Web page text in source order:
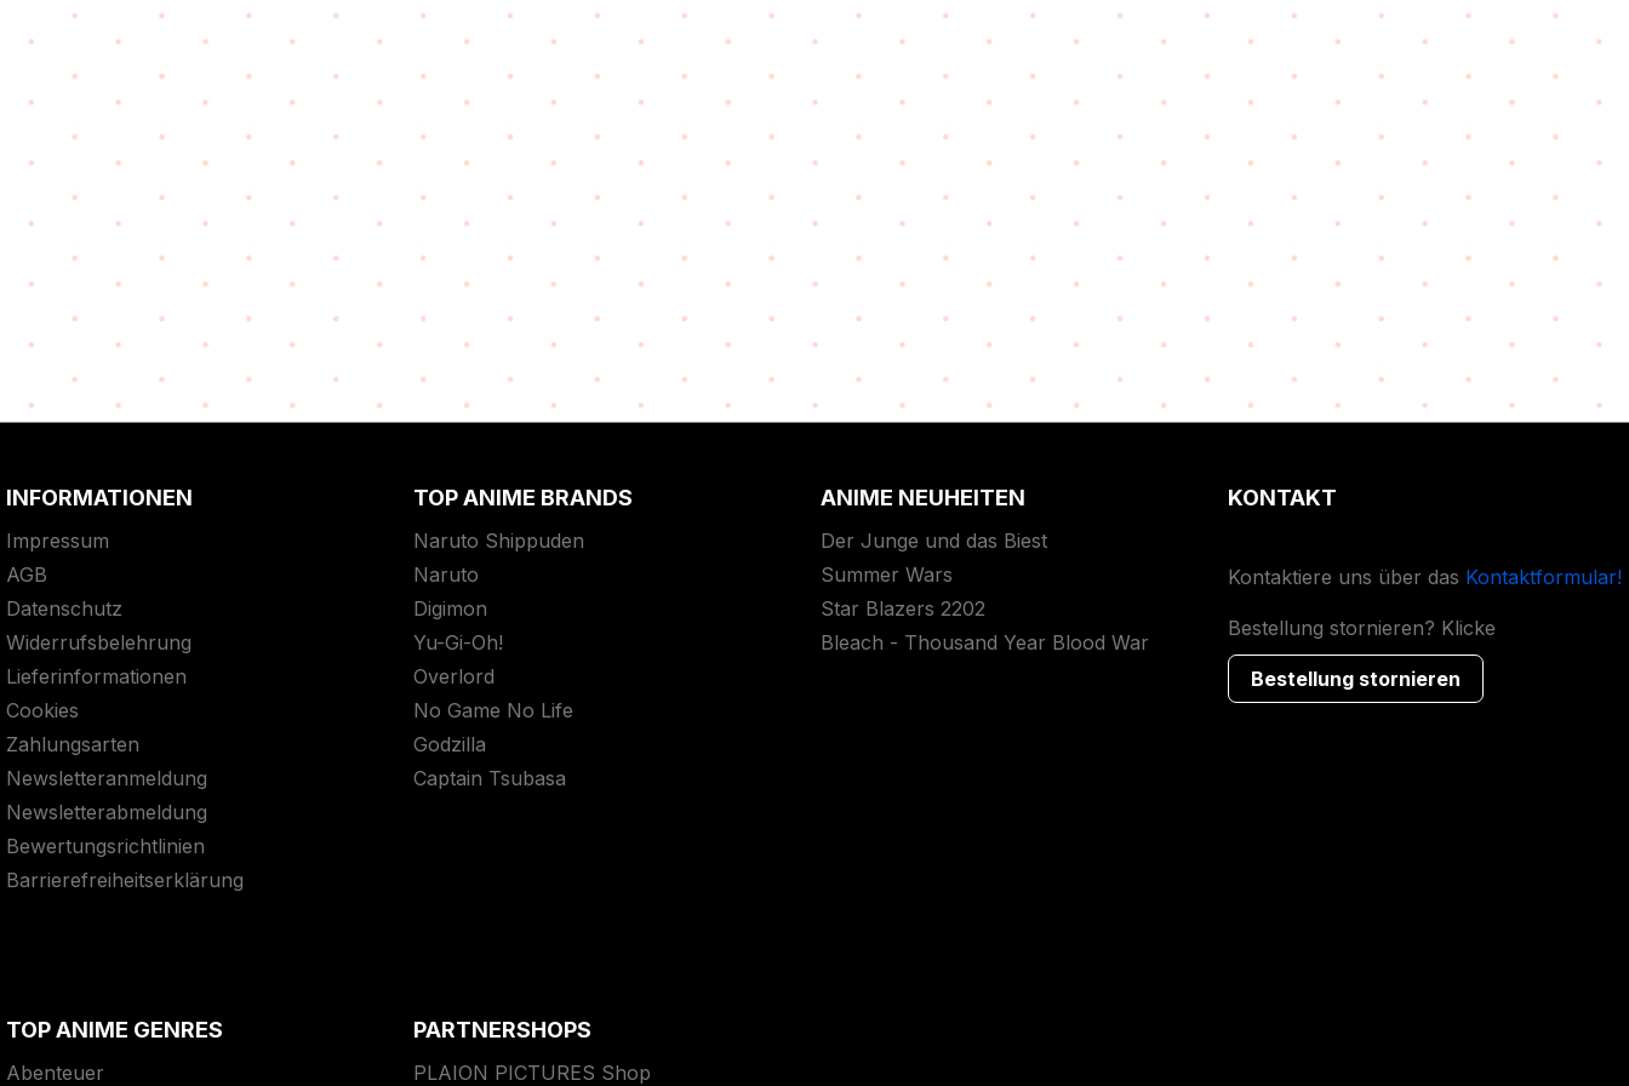
INFORMATIONEN
Impressum
AGB
Datenschutz
Widerrufsbelehrung
Lieferinformationen
Cookies
Zahlungsarten
Newsletteranmeldung
Newsletterabmeldung
Bewertungsrichtlinien
Barrierefreiheitserklärung
TOP ANIME BRANDS
Naruto Shippuden
Naruto
Digimon
Yu-Gi-Oh!
Overlord
No Game No Life
Godzilla
Captain Tsubasa
ANIME NEUHEITEN
Der Junge und das Biest
Summer Wars
Star Blazers 2202
Bleach - Thousand Year Blood War
KONTAKT
Kontaktiere uns über das Kontaktformular!
Bestellung stornieren? Klicke
Bestellung stornieren
TOP ANIME GENRES
Abenteuer
PARTNERSHOPS
PLAION PICTURES Shop